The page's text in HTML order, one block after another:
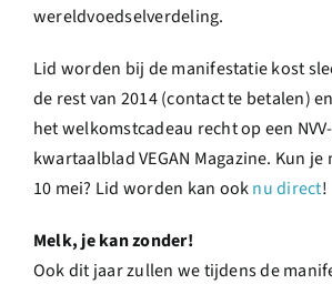
wereldvoedselverdeling.
Lid worden bij de manifestatie kost
de rest van 2014 (contact te betalen)
het welkomstcadeau recht op een
kwartaalblad VEGAN Magazine. Kun
10 mei? Lid worden kan ooknu direct!
Melk, je kan zonder!
Ook dit jaar zullen we tijdens de